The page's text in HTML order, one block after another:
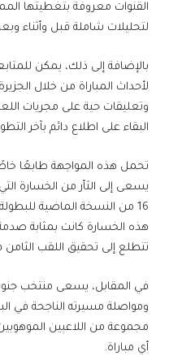
القنوات معروفة بتغطيتها
لتحليلات شاملة قبل وأثناء
بالإضافة إلى ذلك، يمكن
لأحداث المباراة من خلال
وتعليقات حية على مجريات
البقاء على اطلاع دائم بآخر
تحمل هذه المواجهة طابعًا
يسعى إلى الثأر من الخسارة
هذه الخسارة كانت بمثابة
تتطلع إلى تحقيق اللقب الثامن
في المقابل، يسعى منتخب
ومواصلة مسيرته الناجحة في
مجموعة من اللاعبين
أي مباراة.